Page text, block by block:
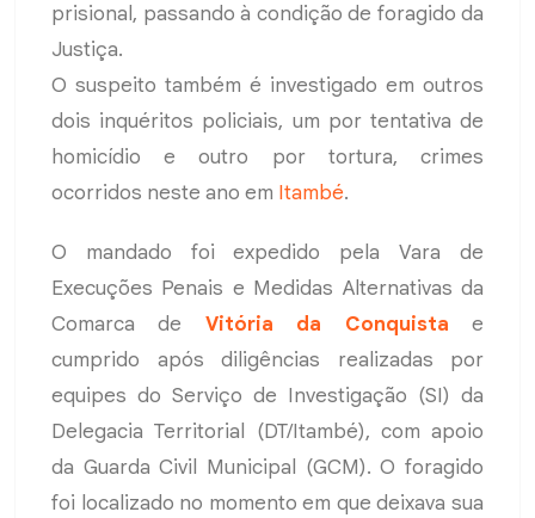
prisional, passando à condição de foragido da
Justiça.
O suspeito também é investigado em outros
dois inquéritos policiais, um por tentativa de
homicídio e outro por tortura, crimes
ocorridos neste ano em Itambé.
O mandado foi expedido pela Vara de
Execuções Penais e Medidas Alternativas da
Comarca de Vitória da Conquista e
cumprido após diligências realizadas por
equipes do Serviço de Investigação (SI) da
Delegacia Territorial (DT/Itambé), com apoio
da Guarda Civil Municipal (GCM). O foragido
foi localizado no momento em que deixava sua